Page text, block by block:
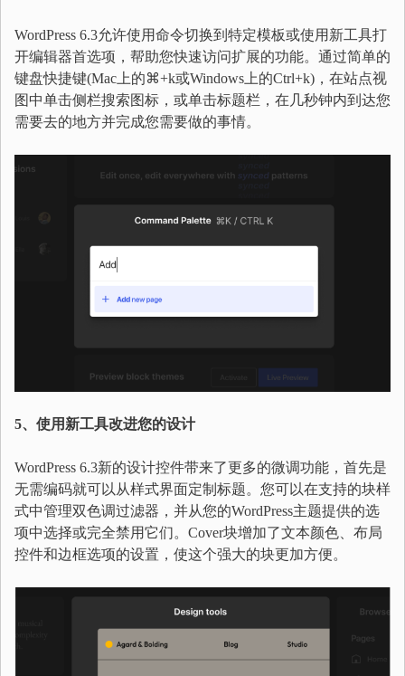
WordPress 6.3允许使用命令切换到特定模板或使用新工具打
开编辑器首选项，帮助您快速访问扩展的功能。通过简单的
键盘快捷键(Mac上的⌘+k或Windows上的Ctrl+k)，在站点视
图中单击侧栏搜索图标，或单击标题栏，在几秒钟内到达您
需要去的地方并完成您需要做的事情。
5、使用新工具改进您的设计
WordPress 6.3新的设计控件带来了更多的微调功能，首先是
无需编码就可以从样式界面定制标题。您可以在支持的块样
式中管理双色调过滤器，并从您的WordPress主题提供的选
项中选择或完全禁用它们。Cover块增加了文本颜色、布局
控件和边框选项的设置，使这个强大的块更加方便。